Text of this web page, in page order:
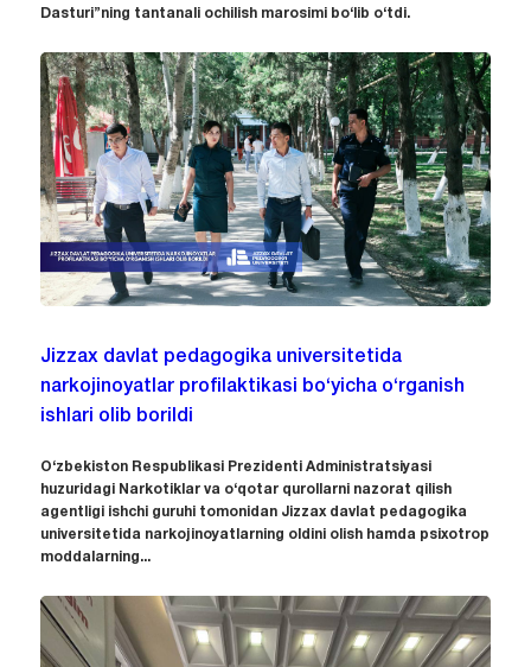
Dasturi”ning tantanali ochilish marosimi bo‘lib o‘tdi.
Jizzax davlat pedagogika universitetida
narkojinoyatlar profilaktikasi bo‘yicha o‘rganish
ishlari olib borildi
O‘zbekiston Respublikasi Prezidenti Administratsiyasi
huzuridagi Narkotiklar va o‘qotar qurollarni nazorat qilish
agentligi ishchi guruhi tomonidan Jizzax davlat pedagogika
universitetida narkojinoyatlarning oldini olish hamda psixotrop
moddalarning...